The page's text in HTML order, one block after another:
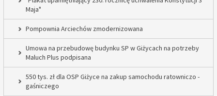
Maja"
Pompownia Arciechów zmodernizowana
Umowa na przebudowę budynku SP w Giżycach na potrzeby
Maluch Plus podpisana
550 tys. zł dla OSP Giżyce na zakup samochodu ratowniczo -
gaśniczego